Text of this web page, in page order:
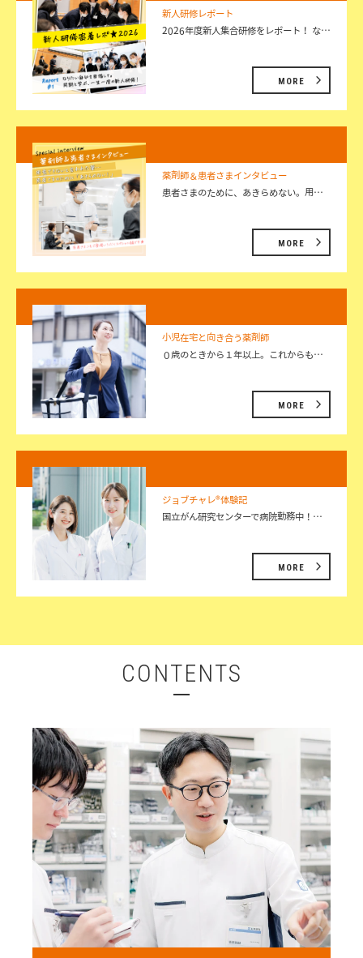
新人研修レポート
2026年度新人集合研修をレポート！ な…
MORE
薬剤師＆患者さまインタビュー
患者さまのために、あきらめない。用…
MORE
小児在宅と向き合う薬剤師
０歳のときから１年以上。これからも…
MORE
ジョブチャレ®体験記
国立がん研究センターで病院勤務中！…
MORE
CONTENTS